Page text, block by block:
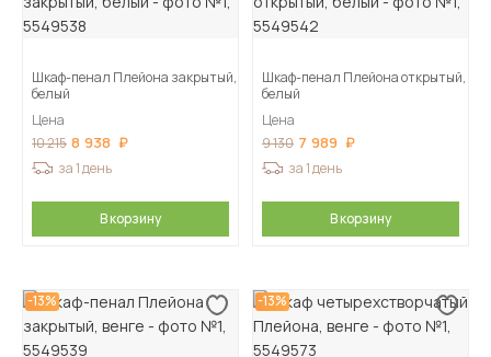
Шкаф-пенал Плейона закрытый,
белый
Цена
10 215 8 938
за 1 день
В корзину
Шкаф-пенал Плейона открытый,
белый
Цена
9 130 7 989
за 1 день
В корзину
-13% -13%